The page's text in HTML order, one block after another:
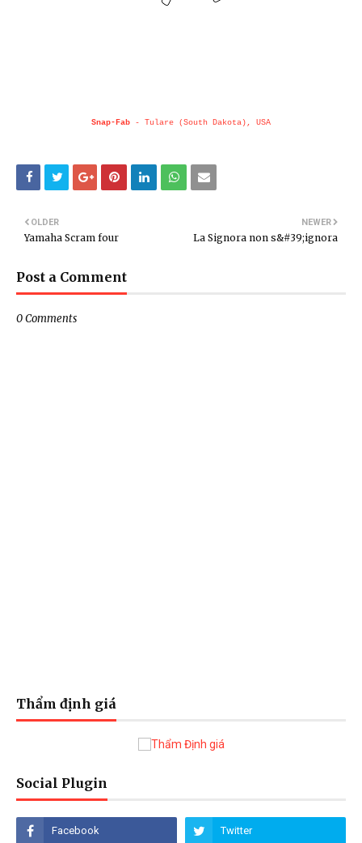
Snap-Fab - Tulare (South Dakota), USA
NEWER
La Signora non s&#39;ignora
OLDER
Yamaha Scram four
Post a Comment
0 Comments
Thẩm định giá
Social Plugin